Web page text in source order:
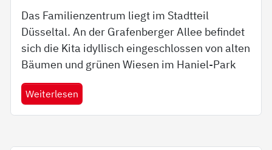
Das Familienzentrum liegt im Stadtteil
Düsseltal. An der Grafenberger Allee befindet
sich die Kita idyllisch eingeschlossen von alten
Bäumen und grünen Wiesen im Haniel-Park
Weiterlesen